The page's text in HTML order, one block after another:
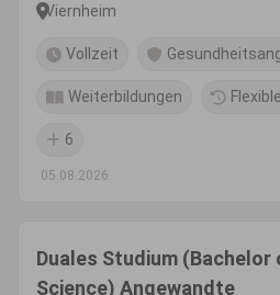
Viernheim
Vollzeit
Weiterbildungen
6
05.08.2026
Duales Studium (Bachelor
Science) Angewandte